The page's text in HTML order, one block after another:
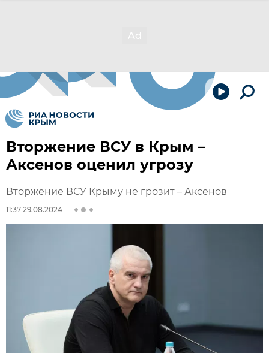
Вторжение ВСУ в Крым –
Аксенов оценил угрозу
Вторжение ВСУ Крыму не грозит – Аксенов
11:37 29.08.2024